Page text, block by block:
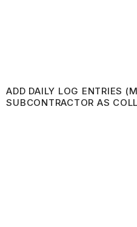
ADD DAILY LOG ENTRIES
SUBCONTRACTOR AS